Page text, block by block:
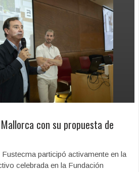
con su propuesta de
participó activamente en la
celebrada en la Fundación